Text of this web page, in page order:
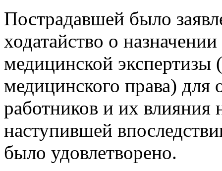
Пострадавшей было
ходатайство о
медицинской экспертизы
медицинского права) для
работников и их влияния
наступившей
было удовлетворено.